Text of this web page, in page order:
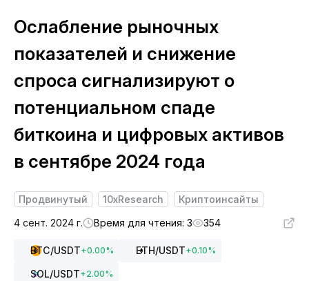
Ослабление рыночных
показателей и снижение
спроса сигнализируют о
потенциальном спаде
биткоина и цифровых активов
в сентябре 2024 года
Продвинутый 10xResearch
Криптоинсайты
4 сент. 2024 г.
Время для чтения: 3 354
BTC/USDT+0.00% ETH/USDT+0.10%
SOL/USDT+2.00%